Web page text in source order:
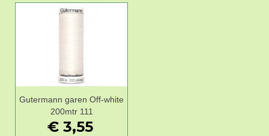
Gutermann garen Off-white
200mtr 111
€ 3,55